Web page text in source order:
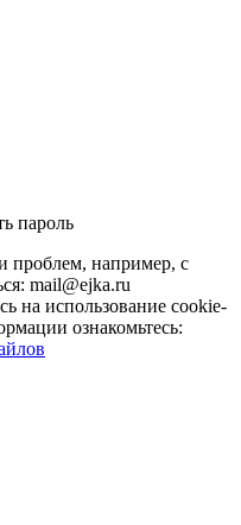
пароль
проблем, например, с
mail@ejka.ru
на использование cookie-
ознакомьтесь: